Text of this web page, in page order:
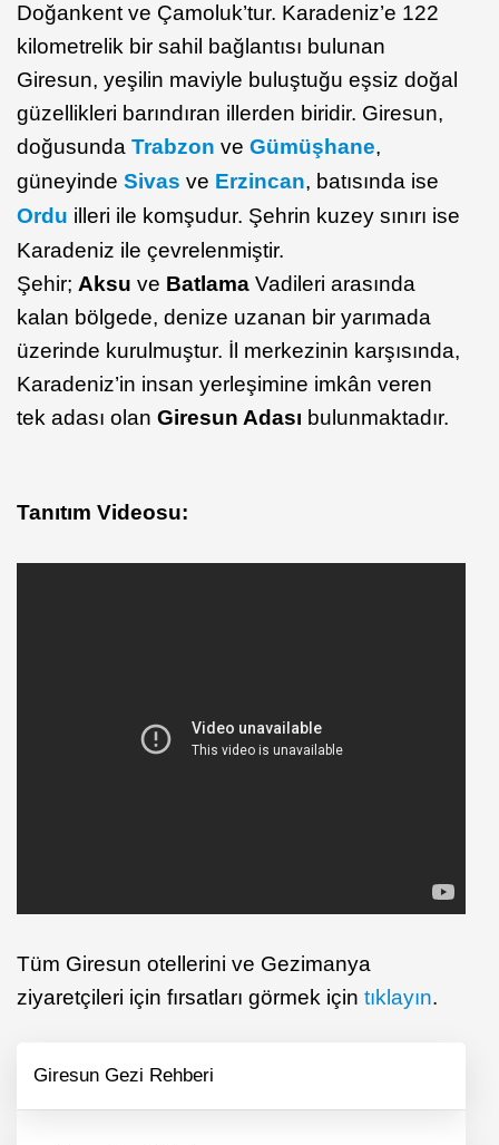
Doğankent ve Çamoluk’tur. Karadeniz’e 122
kilometrelik bir sahil bağlantısı bulunan
Giresun, yeşilin maviyle buluştuğu eşsiz doğal
güzellikleri barındıran illerden biridir. Giresun,
doğusunda Trabzon ve Gümüşhane,
güneyinde Sivas ve Erzincan, batısında ise
Ordu illeri ile komşudur. Şehrin kuzey sınırı ise
Karadeniz ile çevrelenmiştir.
Şehir; Aksu ve Batlama Vadileri arasında
kalan bölgede, denize uzanan bir yarımada
üzerinde kurulmuştur. İl merkezinin karşısında,
Karadeniz’in insan yerleşimine imkân veren
tek adası olan Giresun Adası bulunmaktadır.
Tanıtım Videosu:
Tüm Giresun otellerini ve Gezimanya
ziyaretçileri için fırsatları görmek için tıklayın.
Giresun Gezi Rehberi